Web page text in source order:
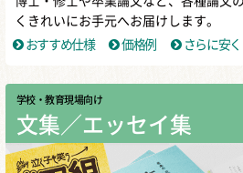
同人誌即売会の「
人誌を購入する側
を指します。サー
同人活動におすす
選！...
同人誌を作るとき
くきれいにお手元へお届けします。
おすすめ仕様
価格例 さらに安く
学校・教育現場向け
文集／エッセイ集